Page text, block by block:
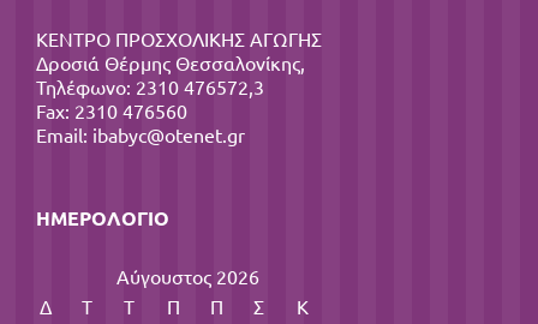
ΚΕΝΤΡΟ ΠΡΟΣΧΟΛΙΚΗΣ ΑΓΩΓΗΣ
Δροσιά Θέρμης Θεσσαλονίκης,
Τηλέφωνο: 2310 476572,3
Fax: 2310 476560
Email: ibabyc@otenet.gr
ΗΜΕΡΟΛΌΓΙΟ
Αύγουστος 2026
Δ
Τ Τ Π Π Σ
Κ